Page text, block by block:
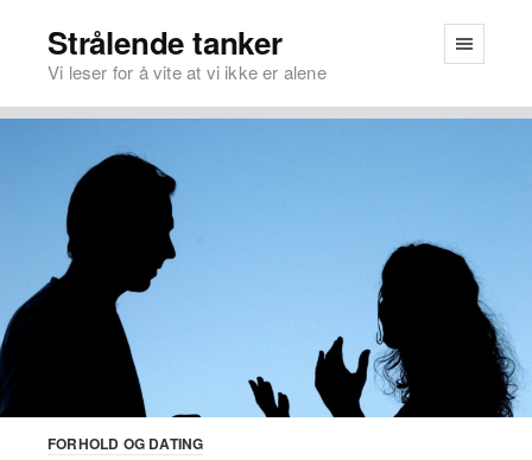
Strålende tanker
Vi leser for å vite at vi ikke er alene
FORHOLD OG DATING